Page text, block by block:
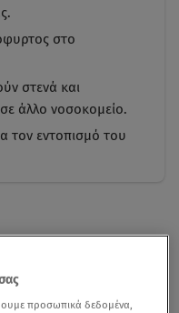
στο
στενά και
άλλο νοσοκομείο.
τον εντοπισμό του
προσωπικά δεδομένα,